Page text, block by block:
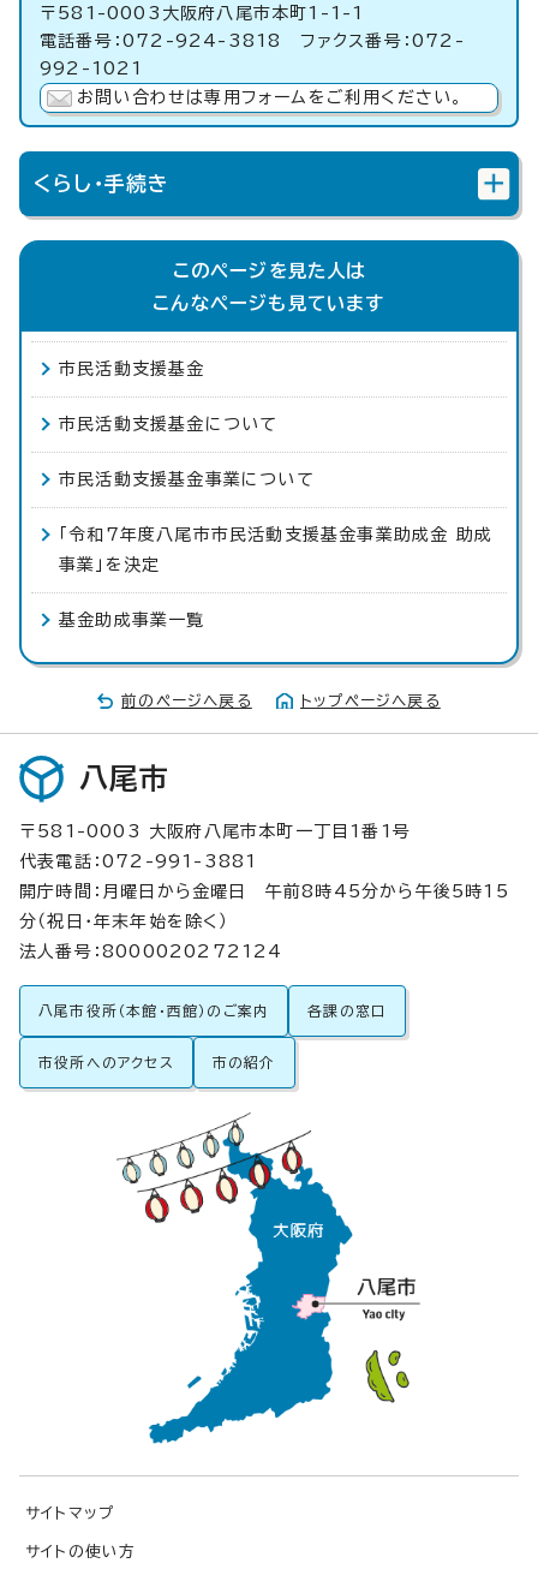
〒581-0003大阪府八尾市本町1-1-1
電話番号：072-924-3818 ファクス番号：072-
992-1021
お問い合わせは専用フォームをご利用ください。
くらし・手続き
このページを見た人は
こんなページも見ています
市民活動支援基金
市民活動支援基金について
市民活動支援基金事業について
「令和7年度八尾市市民活動支援基金事業助成金 助成
事業」を決定
基金助成事業一覧
前のページへ戻る トップページへ戻る
八尾市
〒581-0003 大阪府八尾市本町一丁目1番1号
代表電話：072-991-3881
開庁時間：月曜日から金曜日 午前8時45分から午後5時15
分（祝日・年末年始を除く）
法人番号：8000020272124
八尾市役所（本館・西館）のご案内 各課の窓口
市役所へのアクセス 市の紹介
サイトマップ
サイトの使い方